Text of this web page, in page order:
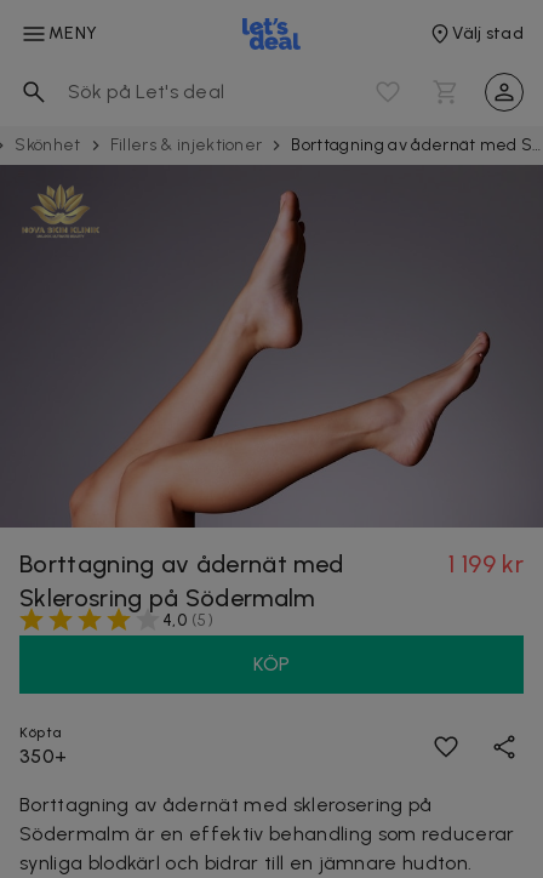
MENY Välj stad
Skönhet Fillers & injektioner Borttagning av ådernät med Sklerosring på Södermalm
Borttagning av ådernät med
Sklerosring på Södermalm
1 199 kr
4,0 (5)
KÖP
Köpta
350+
Borttagning av ådernät med sklerosering på
Södermalm är en effektiv behandling som reducerar
synliga blodkärl och bidrar till en jämnare hudton.